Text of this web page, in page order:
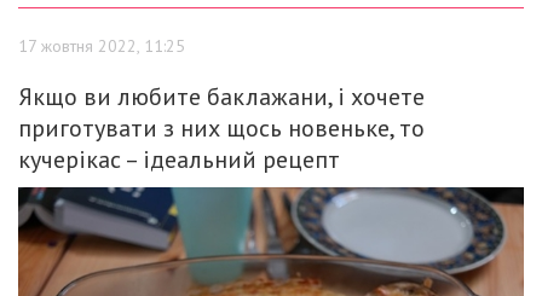
17 жовтня 2022, 11:25
Якщо ви любите баклажани, і хочете
приготувати з них щось новеньке, то
кучерікас – ідеальний рецепт